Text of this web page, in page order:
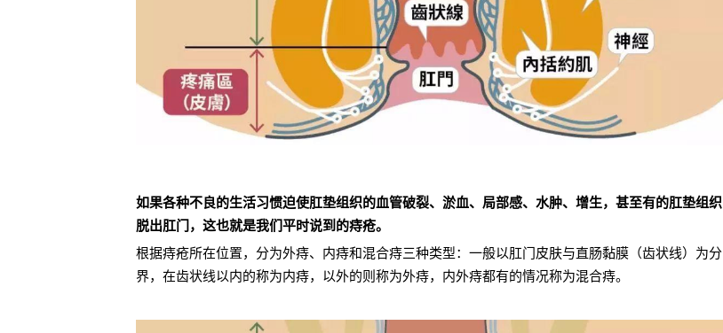
如果各种不良的生活习惯迫使肛垫组织的血管破裂、淤血、局部感、水肿、增生，甚至有的肛垫组织
脱出肛门，这也就是我们平时说到的痔疮。
根据痔疮所在位置，分为外痔、内痔和混合痔三种类型：一般以肛门皮肤与直肠黏膜（齿状线）为分
界，在齿状线以内的称为内痔，以外的则称为外痔，内外痔都有的情况称为混合痔。